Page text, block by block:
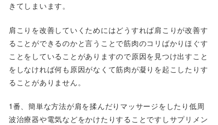
きてしまいます。
肩こりを改善していくためにはどうすれば肩こりが改善す
ることができるのかと言うことで筋肉のコリばかりほぐす
ことをしていることがありますので原因を見つけ出すこと
をしなければ何も原因がなくて筋肉が凝りを起こしたりす
ることがありません。
1番、簡単な方法が肩を揉んだりマッサージをしたり低周
波治療器や電気などをかけたりすることですしサプリメン